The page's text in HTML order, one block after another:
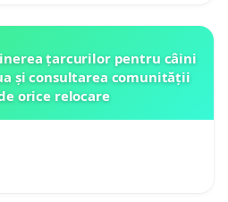
țarcurilor pentru câini
și consultarea comunității
orice relocare